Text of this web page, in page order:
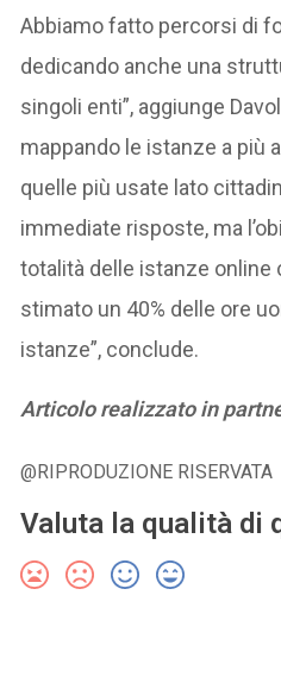
Abbiamo fatto percorsi di
dedicando anche una
singoli enti”, aggiunge
mappando le istanze a più
quelle più usate lato
immediate risposte, ma
totalità delle istanze online
stimato un 40% delle ore
istanze”, conclude.
Articolo realizzato in
@RIPRODUZIONE RISERVATA
Valuta la qualità di